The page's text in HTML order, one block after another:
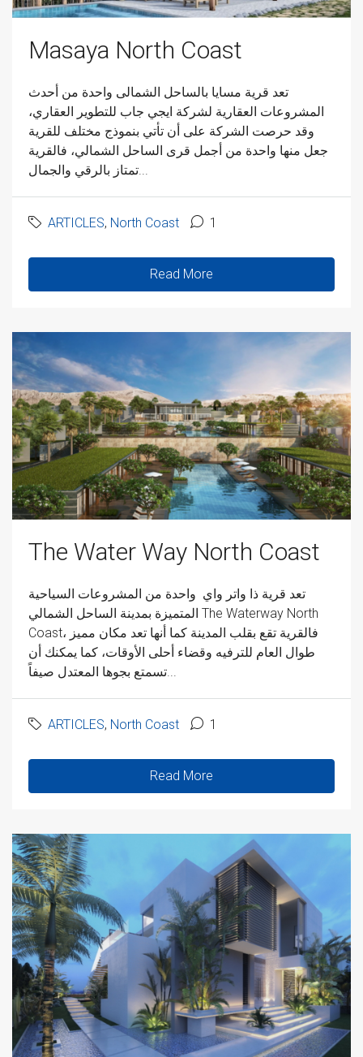
Masaya North Coast
تعد قرية مسايا بالساحل الشمالى واحدة من أحدث
المشروعات العقارية لشركة ايجي جاب للتطوير العقاري،
وقد حرصت الشركة على أن تأتي بنموذج مختلف للقرية
جعل منها واحدة من أجمل قرى الساحل الشمالي، فالقرية
ARTICLES, North Coast 1
Read More
The Water Way North Coast
تعد قرية ذا واتر واي واحدة من المشروعات السياحية
المتميزة بمدينة الساحل الشمالي The Waterway North
Coast، فالقرية تقع بقلب المدينة كما أنها تعد مكان مميز
طوال العام للترفيه وقضاء أحلى الأوقات، كما يمكنك أن
ARTICLES, North Coast 1
Read More